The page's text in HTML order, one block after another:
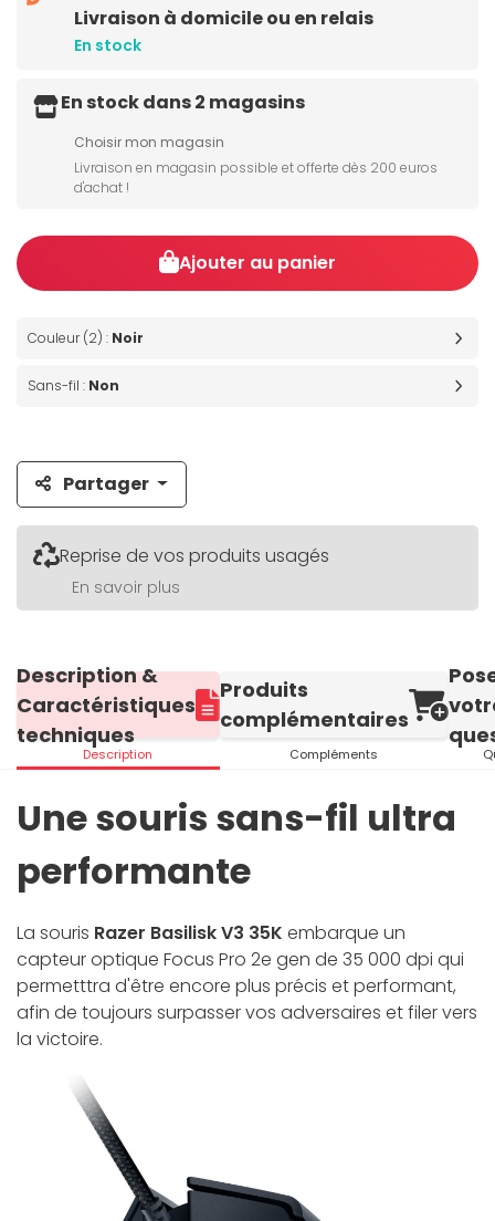
Livraison à domicile ou en relais
En stock
En stock dans 2 magasins
Choisir mon magasin
Livraison en magasin possible et offerte dès 200 euros
d'achat !
Ajouter au panier
Couleur (2) : Noir
Sans-fil : Non
Partager
Reprise de vos produits usagés
En savoir plus
Description &
Caractéristiques
techniques
Description
Produits
complémentaires
Compléments
Une souris sans-fil ultra
performante
La souris Razer Basilisk V3 35K embarque un
capteur optique Focus Pro 2e gen de 35 000 dpi qui
permetttra d'être encore plus précis et performant,
afin de toujours surpasser vos adversaires et filer vers
la victoire.